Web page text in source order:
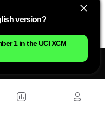
, cherchant
sans
descente.
version?
1 in the UCI XCM